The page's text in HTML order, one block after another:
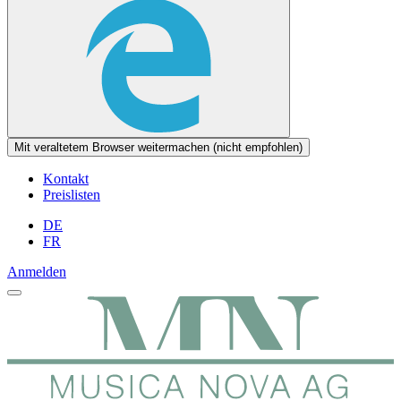
Mit veraltetem Browser weitermachen (nicht empfohlen)
Kontakt
Preislisten
DE
FR
Anmelden